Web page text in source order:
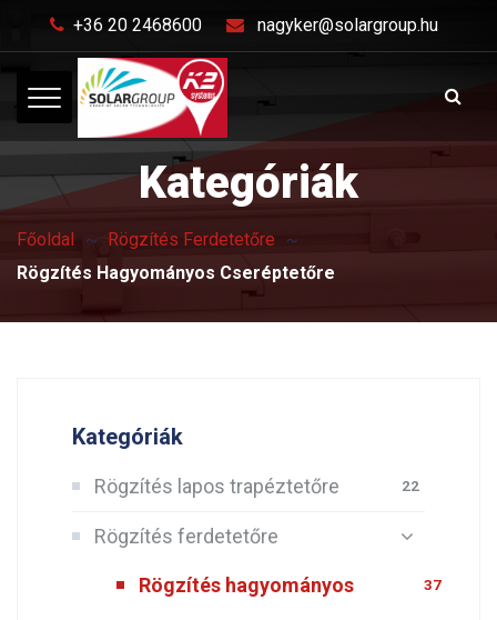
+36 20 2468600 nagyker@solargroup.hu
Kategóriák
Főoldal
Rögzítés Ferdetetőre
Rögzítés Hagyományos Cseréptetőre
Kategóriák
22
Rögzítés lapos trapéztetőre
Rögzítés ferdetetőre
37
Rögzítés hagyományos